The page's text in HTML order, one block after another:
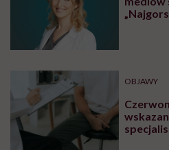
OBJAWY